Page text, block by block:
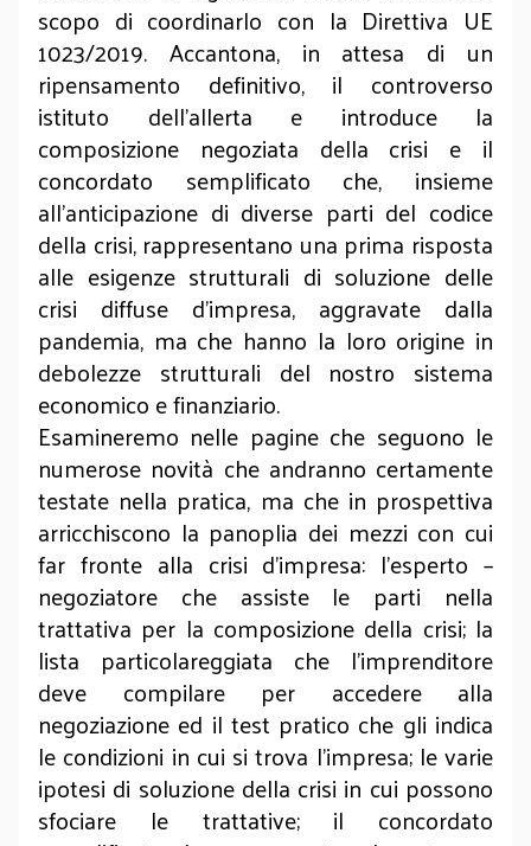
scopo di coordinarlo con la Direttiva UE
1023/2019. Accantona, in attesa di un
ripensamento definitivo, il controverso
istituto dell’allerta e introduce la
composizione negoziata della crisi e il
concordato semplificato che, insieme
all’anticipazione di diverse parti del codice
della crisi, rappresentano una prima risposta
alle esigenze strutturali di soluzione delle
crisi diffuse d’impresa, aggravate dalla
pandemia, ma che hanno la loro origine in
debolezze strutturali del nostro sistema
economico e finanziario.
Esamineremo nelle pagine che seguono le
numerose novità che andranno certamente
testate nella pratica, ma che in prospettiva
arricchiscono la panoplia dei mezzi con cui
far fronte alla crisi d’impresa: l’esperto –
negoziatore che assiste le parti nella
trattativa per la composizione della crisi; la
lista particolareggiata che l’imprenditore
deve compilare per accedere alla
negoziazione ed il test pratico che gli indica
le condizioni in cui si trova l’impresa; le varie
ipotesi di soluzione della crisi in cui possono
sfociare le trattative; il concordato